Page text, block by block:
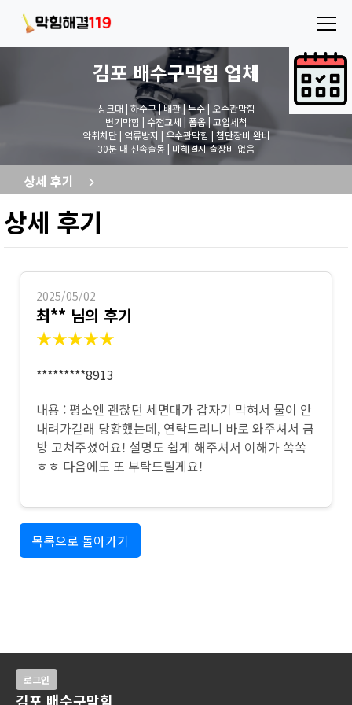
김포 배수구막힘 업체
싱크대 | 하수구 | 배관 | 누수 | 오수관막힘
변기막힘 | 수전교체 | 폽옵 | 고압세척
악취차단 | 역류방지 | 우수관막힘 | 첨단장비 완비
30분 내 신속출동 | 미해결시 출장비 없음
상세 후기
상세 후기
2025/05/02
최** 님의 후기
★★★★★
*********8913
내용 : 평소엔 괜찮던 세면대가 갑자기 막혀서 물이 안
내려가길래 당황했는데, 연락드리니 바로 와주셔서 금
방 고쳐주셨어요! 설명도 쉽게 해주셔서 이해가 쏙쏙
ㅎㅎ 다음에도 또 부탁드릴게요!
목록으로 돌아가기
로그인
김포 배수구막힘